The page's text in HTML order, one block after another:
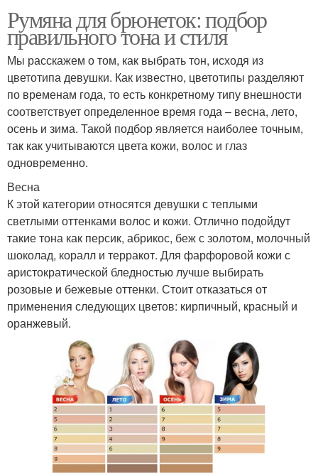
Румяна для брюнеток: подбор
правильного тона и стиля
Мы расскажем о том, как выбрать тон, исходя из
цветотипа девушки. Как известно, цветотипы разделяют
по временам года, то есть конкретному типу внешности
соответствует определенное время года – весна, лето,
осень и зима. Такой подбор является наиболее точным,
так как учитываются цвета кожи, волос и глаз
одновременно.
Весна
К этой категории относятся девушки с теплыми
светлыми оттенками волос и кожи. Отлично подойдут
такие тона как персик, абрикос, беж с золотом, молочный
шоколад, коралл и терракот. Для фарфоровой кожи с
аристократической бледностью лучше выбирать
розовые и бежевые оттенки. Стоит отказаться от
применения следующих цветов: кирпичный, красный и
оранжевый.